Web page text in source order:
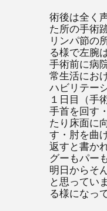
術後は全く
た所の手術
リンパ節の
る様で左腕
手術前に病
常生活にお
ハビリテー
１日目（手
手首を回す
たり床面に
す・肘を曲
返すと書か
グーもパー
明日からそ
と思ってい
る様になっ